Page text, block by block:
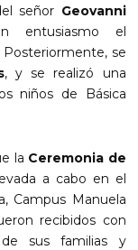
señor Geovanni
entusiasmo el
se
, y se realizó una
niños de Básica
la Ceremonia de
a cabo en el
Campus Manuela
recibidos con
sus familias y